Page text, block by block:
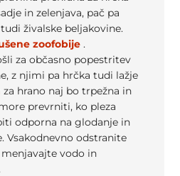
in zelenjava, pač pa
živalske beljakovine.
zoofobije .
za občasno popestritev
z njimi pa hrčka tudi lažje
za hrano naj bo trpežna in
prevrniti, ko pleza
odporna na glodanje in
Vsakodnevno odstranite
vodo in